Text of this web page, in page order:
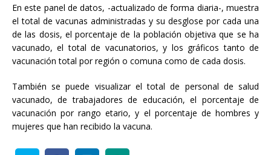
En este panel de datos, -actualizado de forma diaria-, muestra
el total de vacunas administradas y su desglose por cada una
de las dosis, el porcentaje de la población objetiva que se ha
vacunado, el total de vacunatorios, y los gráficos tanto de
vacunación total por región o comuna como de cada dosis.
También se puede visualizar el total de personal de salud
vacunado, de trabajadores de educación, el porcentaje de
vacunación por rango etario, y el porcentaje de hombres y
mujeres que han recibido la vacuna.